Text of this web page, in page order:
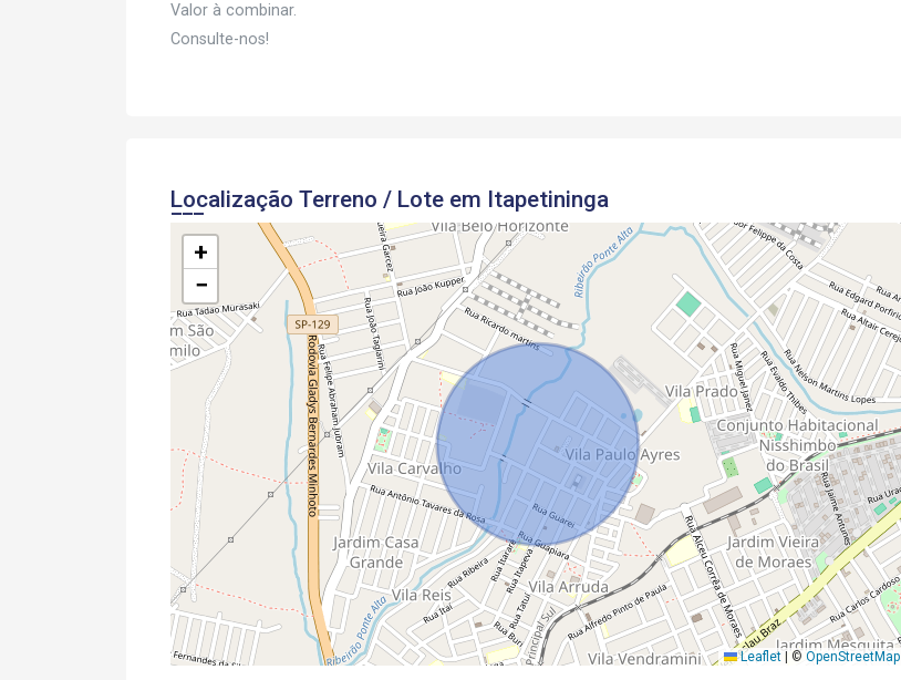
Valor à combinar.
Consulte-nos!
Localização Terreno / Lote em Itapetininga
+
−
Leaflet © OpenStreetMap